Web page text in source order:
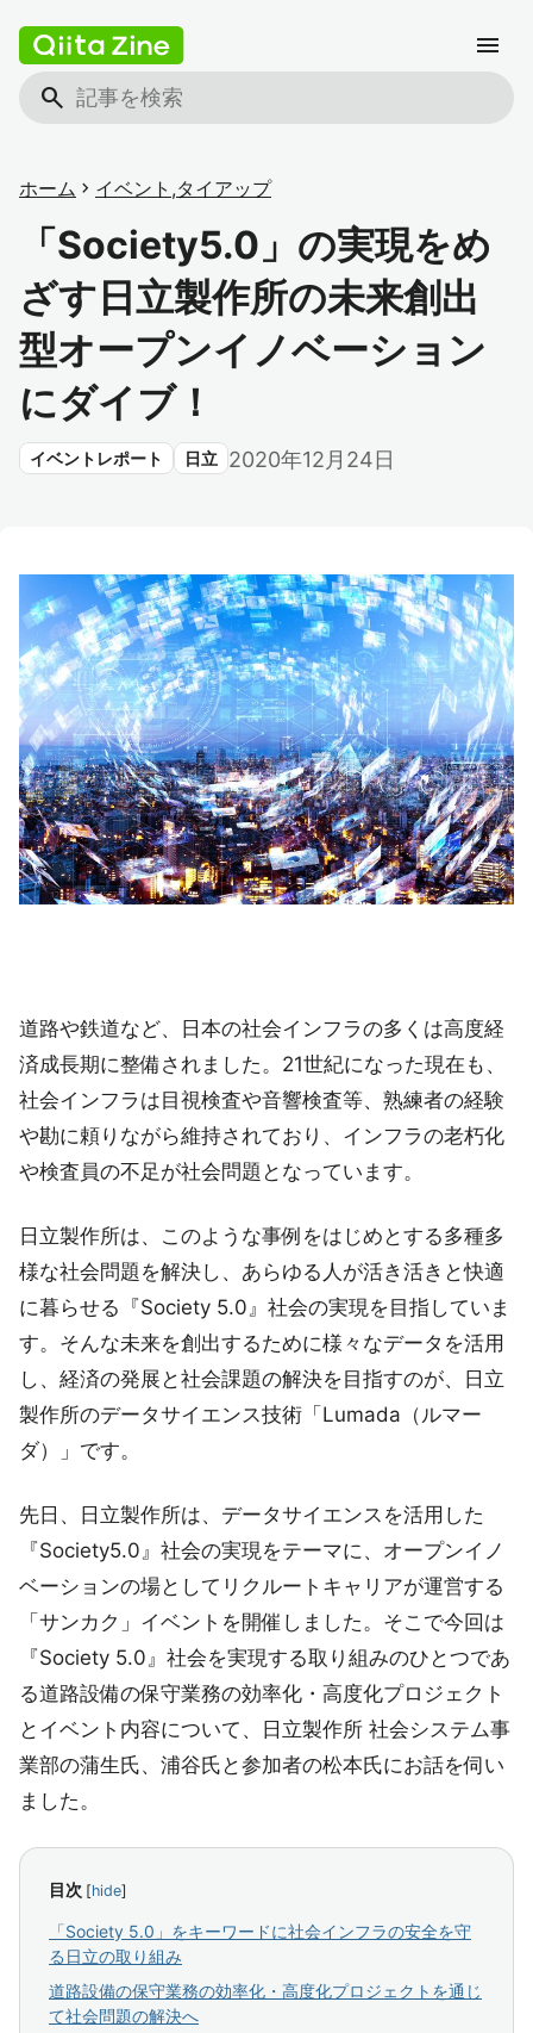
search
menu
ホーム chevron_right イベント ,タイアップ
「Society5.0」の実現をめ
ざす日立製作所の未来創出
型オープンイノベーション
にダイブ！
イベントレポート 日立 2020年12月24日
道路や鉄道など、日本の社会インフラの多くは高度経
済成長期に整備されました。21世紀になった現在も、
社会インフラは目視検査や音響検査等、熟練者の経験
や勘に頼りながら維持されており、インフラの老朽化
や検査員の不足が社会問題となっています。
日立製作所は、このような事例をはじめとする多種多
様な社会問題を解決し、あらゆる人が活き活きと快適
に暮らせる『Society 5.0』社会の実現を目指していま
す。そんな未来を創出するために様々なデータを活用
し、経済の発展と社会課題の解決を目指すのが、日立
製作所のデータサイエンス技術「Lumada（ルマー
ダ）」です。
先日、日立製作所は、データサイエンスを活用した
『Society5.0』社会の実現をテーマに、オープンイノ
ベーションの場としてリクルートキャリアが運営する
「サンカク」イベントを開催しました。そこで今回は
『Society 5.0』社会を実現する取り組みのひとつであ
る道路設備の保守業務の効率化・高度化プロジェクト
とイベント内容について、日立製作所 社会システム事
業部の蒲生氏、浦谷氏と参加者の松本氏にお話を伺い
ました。
目次 [hide]
「Society 5.0」をキーワードに社会インフラの安全を守
る日立の取り組み
道路設備の保守業務の効率化・高度化プロジェクトを通じ
て社会問題の解決へ